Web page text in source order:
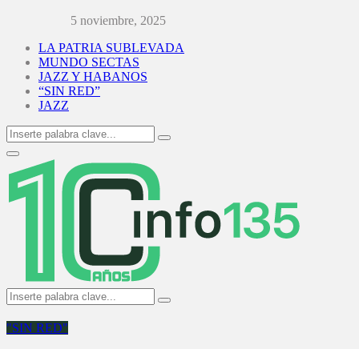
5 noviembre, 2025
LA PATRIA SUBLEVADA
MUNDO SECTAS
JAZZ Y HABANOS
“SIN RED”
JAZZ
Search
for:
Search
Primary
Menu
Search
for:
Search
"SIN RED"